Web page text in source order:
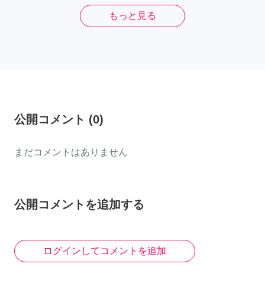
もっと見る
公開コメント (0)
まだコメントはありません
公開コメントを追加する
ログインしてコメントを追加